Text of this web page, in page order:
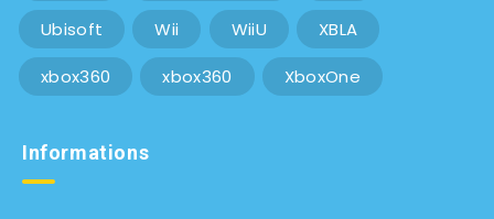
Ubisoft Wii WiiU XBLA
xbox360 xbox360 XboxOne
Informations